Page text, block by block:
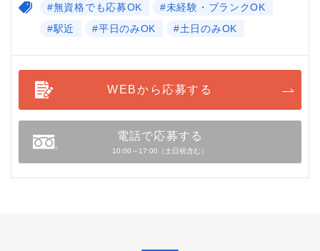
#無資格でも応募OK
#未経験・ブランクOK
#駅近
#平日のみOK #土日のみOK
WEBから応募する
電話で応募する
10:00～17:00（土日祝含む）